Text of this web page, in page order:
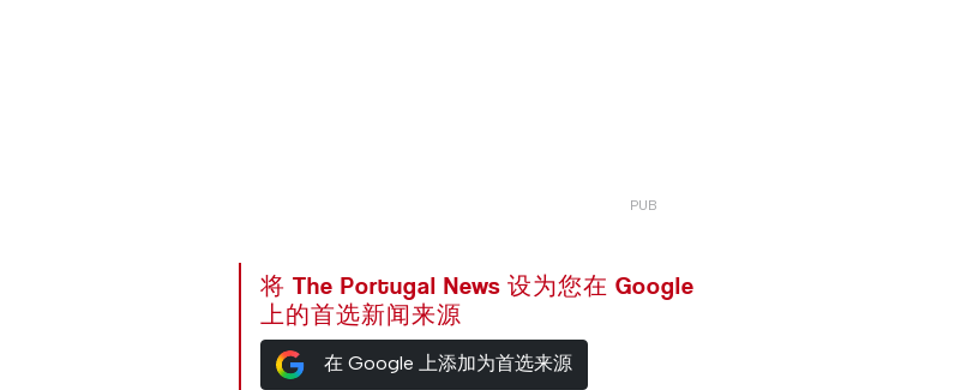
将 The Portugal News 设为您在 Google
上的首选新闻来源
在 Google 上添加为首选来源